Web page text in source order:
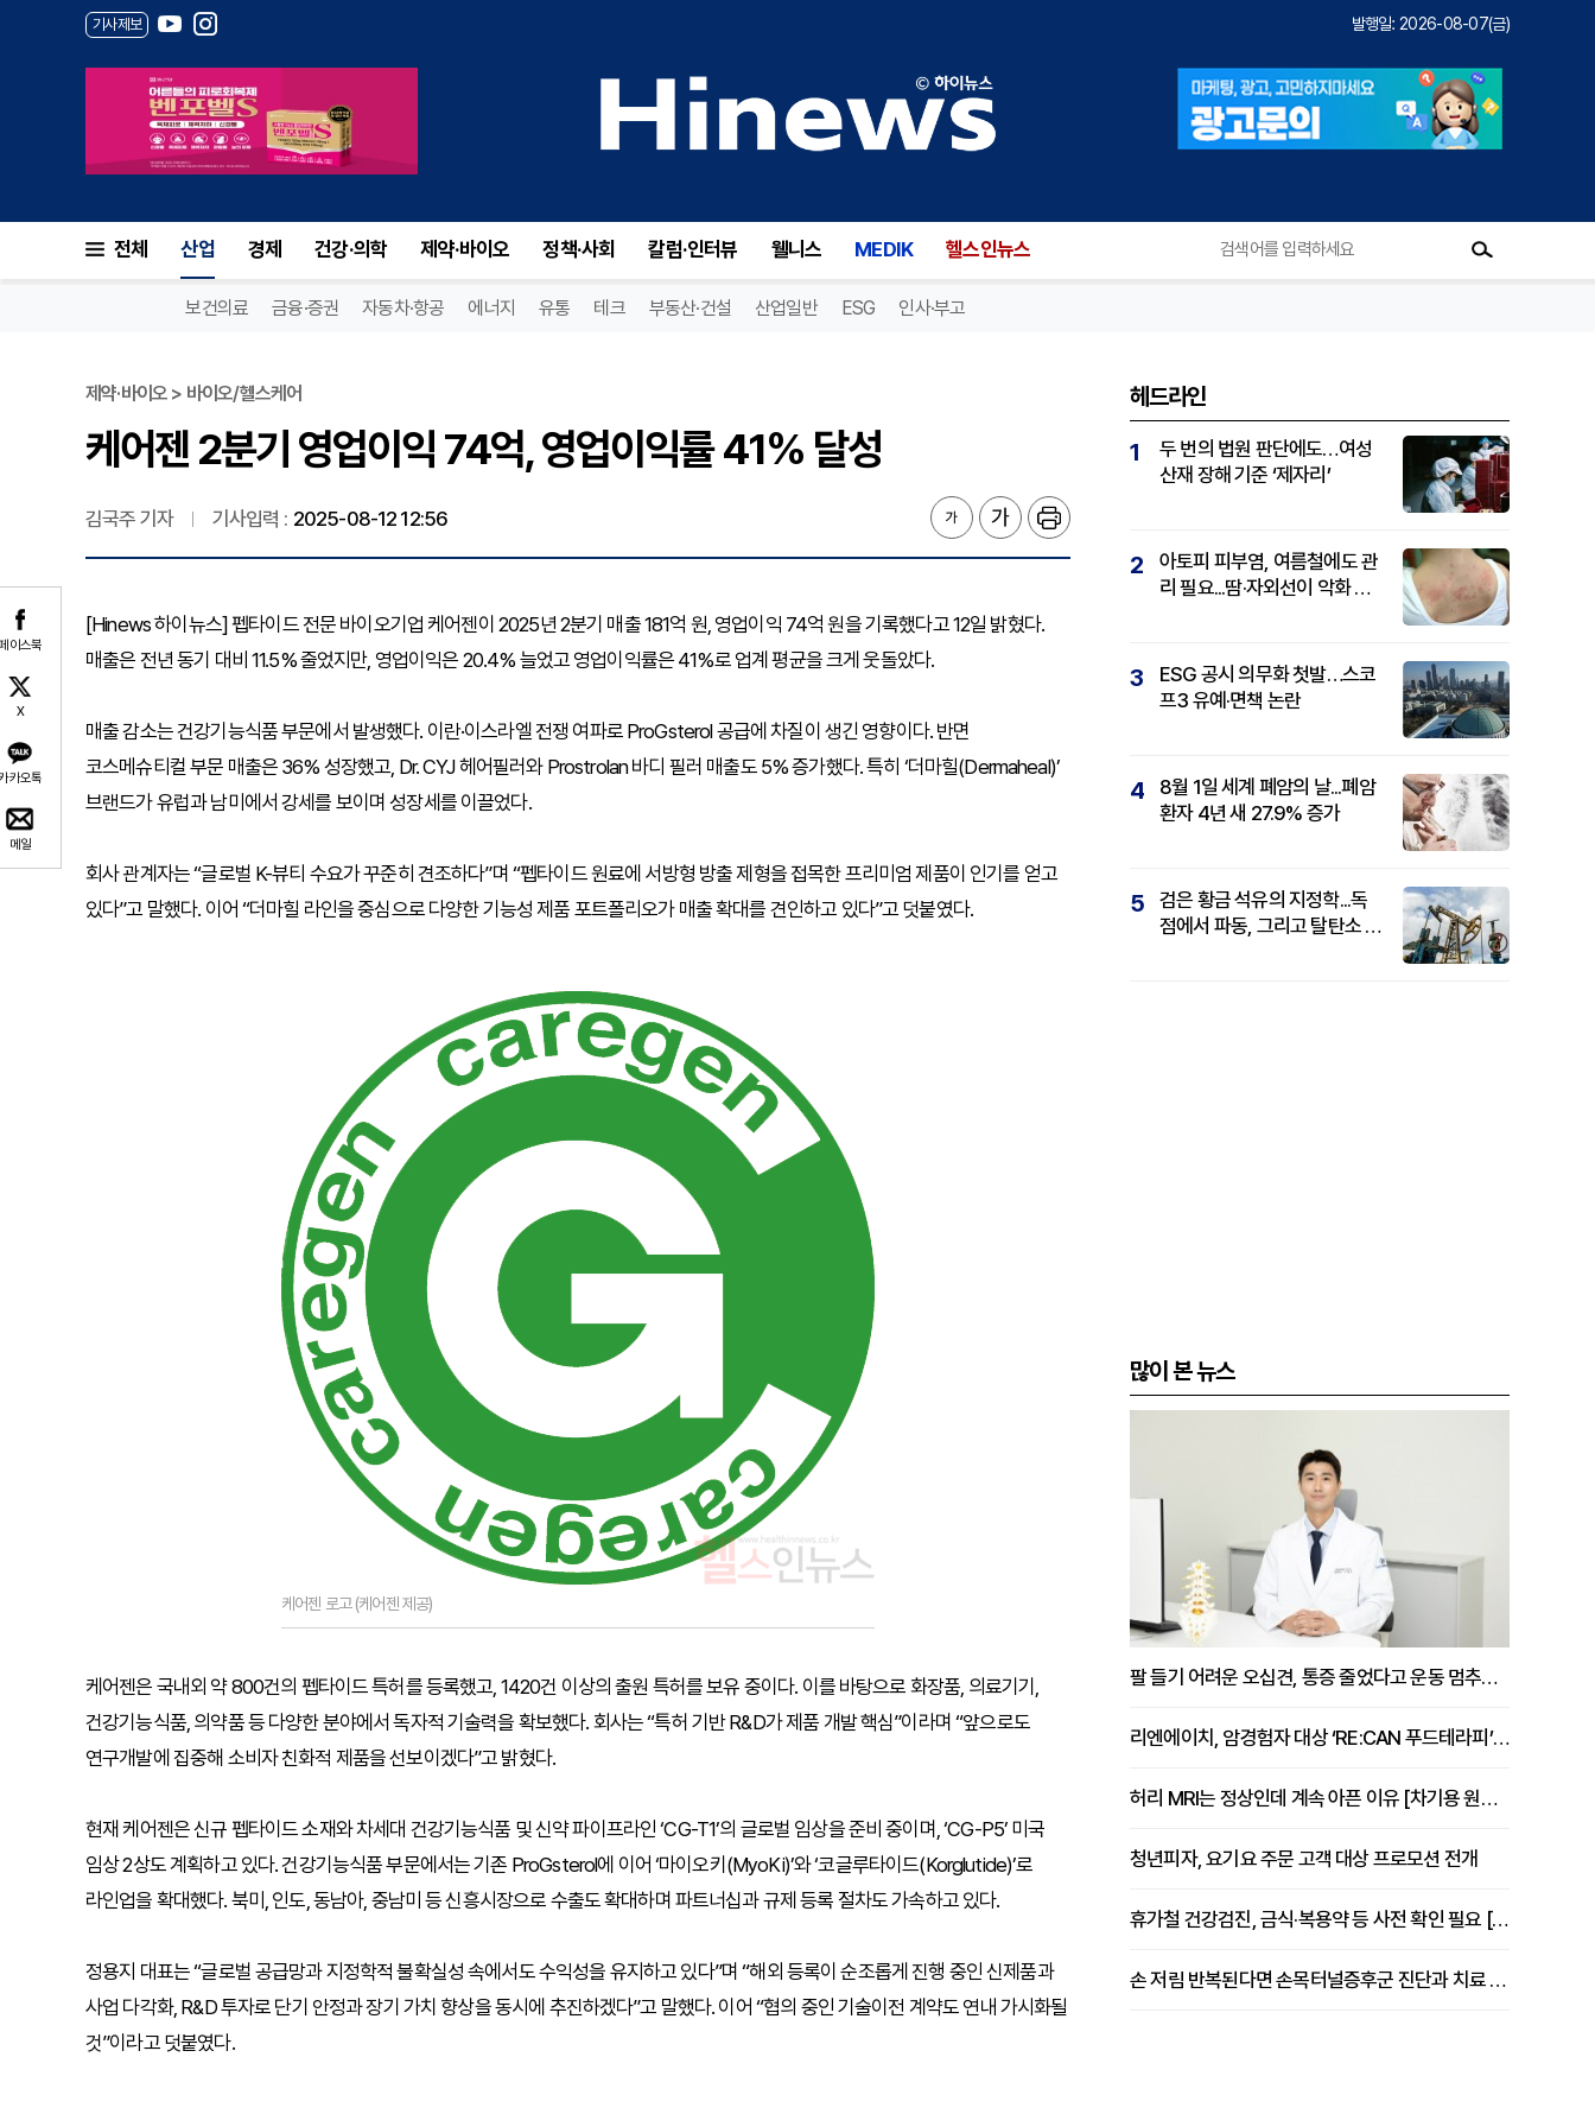
기사제보 발행일: 2026-08-07(금)
전체 산업 경제 건강·의학 제약·바이오 정책·사회 칼럼·인터뷰 웰니스 MEDIK 헬스인뉴스
보건의료 금융·증권 자동차·항공 에너지 유통 테크 부동산·건설 산업일반 ESG 인사·부고
이스북
X
카오톡
메일
제약·바이오 > 바이오/헬스케어
케어젠 2분기 영업이익 74억, 영업이익률 41% 달성
김국주 기자 기사입력 : 2025-08-12 12:56
[Hinews 하이뉴스] 펩타이드 전문 바이오기업 케어젠이 2025년 2분기 매출 181억 원, 영업이익 74억 원을 기록했다고 12일 밝혔다.
매출은 전년 동기 대비 11.5% 줄었지만, 영업이익은 20.4% 늘었고 영업이익률은 41%로 업계 평균을 크게 웃돌았다.
매출 감소는 건강기능식품 부문에서 발생했다. 이란·이스라엘 전쟁 여파로 ProGsterol 공급에 차질이 생긴 영향이다. 반면
코스메슈티컬 부문 매출은 36% 성장했고, Dr. CYJ 헤어필러와 Prostrolan 바디 필러 매출도 5% 증가했다. 특히 ‘더마힐(Dermaheal)’
브랜드가 유럽과 남미에서 강세를 보이며 성장세를 이끌었다.
회사 관계자는 “글로벌 K-뷰티 수요가 꾸준히 견조하다”며 “펩타이드 원료에 서방형 방출 제형을 접목한 프리미엄 제품이 인기를 얻고
있다”고 말했다. 이어 “더마힐 라인을 중심으로 다양한 기능성 제품 포트폴리오가 매출 확대를 견인하고 있다”고 덧붙였다.
케어젠 로고 (케어젠 제공)
케어젠은 국내외 약 800건의 펩타이드 특허를 등록했고, 1420건 이상의 출원 특허를 보유 중이다. 이를 바탕으로 화장품, 의료기기,
건강기능식품, 의약품 등 다양한 분야에서 독자적 기술력을 확보했다. 회사는 “특허 기반 R&D가 제품 개발 핵심”이라며 “앞으로도
연구개발에 집중해 소비자 친화적 제품을 선보이겠다”고 밝혔다.
현재 케어젠은 신규 펩타이드 소재와 차세대 건강기능식품 및 신약 파이프라인 ‘CG-T1’의 글로벌 임상을 준비 중이며, ‘CG-P5’ 미국
임상 2상도 계획하고 있다. 건강기능식품 부문에서는 기존 ProGsterol에 이어 ‘마이오키(MyoKi)’와 ‘코글루타이드(Korglutide)’로
라인업을 확대했다. 북미, 인도, 동남아, 중남미 등 신흥시장으로 수출도 확대하며 파트너십과 규제 등록 절차도 가속하고 있다.
정용지 대표는 “글로벌 공급망과 지정학적 불확실성 속에서도 수익성을 유지하고 있다”며 “해외 등록이 순조롭게 진행 중인 신제품과
사업 다각화, R&D 투자로 단기 안정과 장기 가치 향상을 동시에 추진하겠다”고 말했다. 이어 “협의 중인 기술이전 계약도 연내 가시화될
것”이라고 덧붙였다.
헤드라인
1
두 번의 법원 판단에도…여성
산재 장해 기준 ‘제자리’
2
아토피 피부염, 여름철에도 관
리 필요...땀·자외선이 악화 요
3
ESG 공시 의무화 첫발…스코
프3 유예·면책 논란
4
8월 1일 세계 폐암의 날...폐암
환자 4년 새 27.9% 증가
5
검은 황금 석유의 지정학...독
점에서 파동, 그리고 탈탄소 패
많이 본 뉴스
팔 들기 어려운 오십견, 통증 줄었다고 운동 멈추면 안 되는 이유 [이병욱 원장 칼럼]
리엔에이치, 암경험자 대상 ‘RE:CAN 푸드테라피’ 운영
허리 MRI는 정상인데 계속 아픈 이유 [차기용 원장 칼럼]
청년피자, 요기요 주문 고객 대상 프로모션 전개
휴가철 건강검진, 금식·복용약 등 사전 확인 필요 [정도감 원장 칼럼]
손 저림 반복된다면 손목터널증후군 진단과 치료 시기 살펴야 [김동현 원장 칼럼]